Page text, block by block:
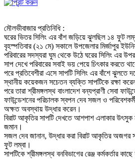
মৌলভীবাজার প্রতিনিধি :
ঘরের ভিতর সিলিং এর বাঁশ জড়িয়ে ঝুলছিল ১৪ ফুট
বৃহস্পতিবার (২১ মে) সকালে উপজেলার মির্জাপুর
পরিবারের সদস্যরা ঘুম থেকে উঠে ঘরের সিলিং এর
সাপ দেখে পরিবারের সবাই ভয় পেয়ে চিৎকার করতে
পরে প্রতিবেশীরা এসে সাপটি সিলিং এর বাঁশে ঝুলতে
স্থানীয় কয়েকজন সচেতন ব্যক্তি সাপটিকে রক্ষা
পরে তারা শ্রীমঙ্গলস্থ বাংলাদেশ বন্যপ্রাণী সেবা
ফাউন্ডেশনের পরিচালক স্বপন দেব সজল ও
অক্ষত অবস্থায় উদ্ধার করেন।
বিরাট আকৃতির সাপটি দেখতে আশপাশ এলাকার উৎসুক
জমান।
সজল দেব জানান, উদ্ধার করা বিরাট আকৃতির অজগর
ফুট লম্বা।
সাপটিকে শ্রীমঙ্গলস্থ বনবিভাগের রেঞ্জ কর্মকর্তার